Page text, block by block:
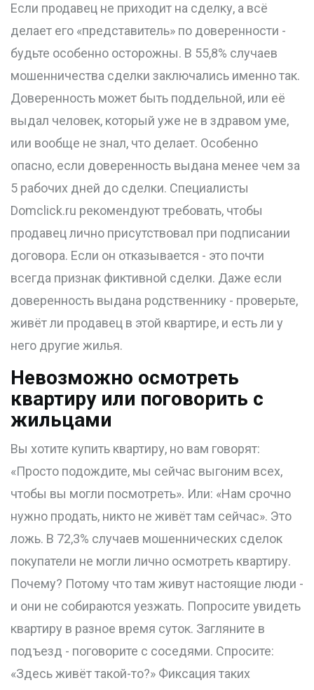
Если продавец не приходит на сделку, а всё
делает его «представитель» по доверенности -
будьте особенно осторожны. В 55,8% случаев
мошенничества сделки заключались именно так.
Доверенность может быть поддельной, или её
выдал человек, который уже не в здравом уме,
или вообще не знал, что делает. Особенно
опасно, если доверенность выдана менее чем за
5 рабочих дней до сделки. Специалисты
Domclick.ru рекомендуют требовать, чтобы
продавец лично присутствовал при подписании
договора. Если он отказывается - это почти
всегда признак фиктивной сделки. Даже если
доверенность выдана родственнику - проверьте,
живёт ли продавец в этой квартире, и есть ли у
него другие жилья.
Невозможно осмотреть
квартиру или поговорить с
жильцами
Вы хотите купить квартиру, но вам говорят:
«Просто подождите, мы сейчас выгоним всех,
чтобы вы могли посмотреть». Или: «Нам срочно
нужно продать, никто не живёт там сейчас». Это
ложь. В 72,3% случаев мошеннических сделок
покупатели не могли лично осмотреть квартиру.
Почему? Потому что там живут настоящие люди -
и они не собираются уезжать. Попросите увидеть
квартиру в разное время суток. Загляните в
подъезд - поговорите с соседями. Спросите:
«Здесь живёт такой-то?» Фиксация таких